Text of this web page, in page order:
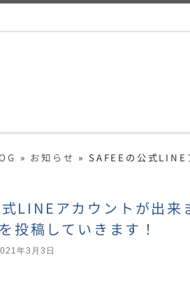
» お知らせ » SAFEEの公式LINE
LINEアカウントが出
投稿していきます！
年3月3日